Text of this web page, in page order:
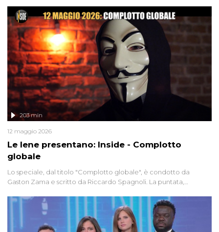
Le Iene presentano: Inside - Complotto
globale
203 min
12 maggio 2026
Lo speciale, dal titolo "Complotto globale", è condotto da
Gaston Zama e scritto da Riccardo Spagnoli. La puntata,
racconta l'universo delle narrazioni alternative, dei sospetti
globali e del complottismo che negli ultimi anni hanno invaso
social network, talk show, piazze digitali e immaginario collettivo.